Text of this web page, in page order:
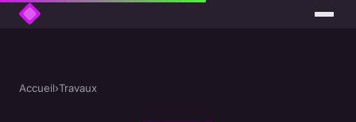
Accueil›Travaux